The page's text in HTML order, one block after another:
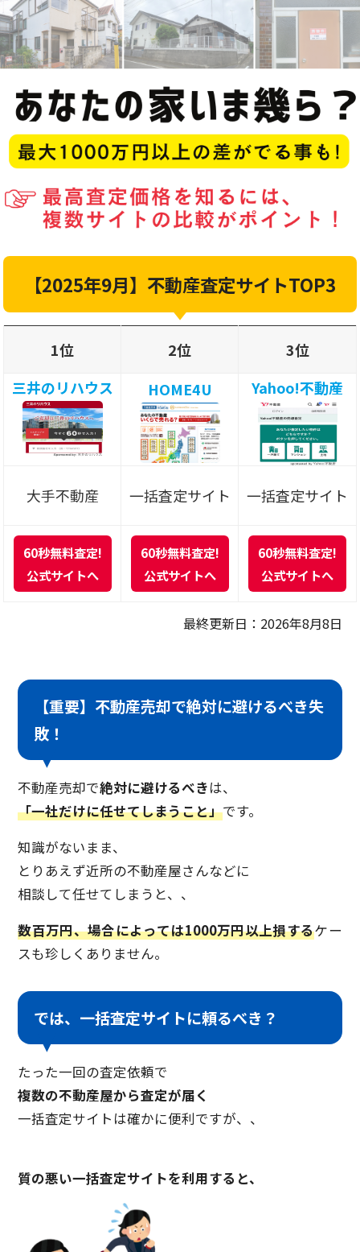
【2025年9月】不動産査定サイトTOP3
1位 2位
3位
三井のリハウス
HOME4U Yahoo!不動産
大手不動産 一括査定サイト 一括査定サイト
60秒無料査定!
公式サイトへ
60秒無料査定!
公式サイトへ
60秒無料査定!
公式サイトへ
最終更新日：2026年8月8日
【重要】不動産売却で絶対に避けるべき失
敗！
不動産売却で絶対に避けるべきは、
「一社だけに任せてしまうこと」です。
知識がないまま、
とりあえず近所の不動産屋さんなどに
相談して任せてしまうと、、
数百万円、場合によっては1000万円以上損するケー
スも珍しくありません。
では、一括査定サイトに頼るべき？
たった一回の査定依頼で
複数の不動産屋から査定が届く
一括査定サイトは確かに便利ですが、、
質の悪い一括査定サイトを利用すると、